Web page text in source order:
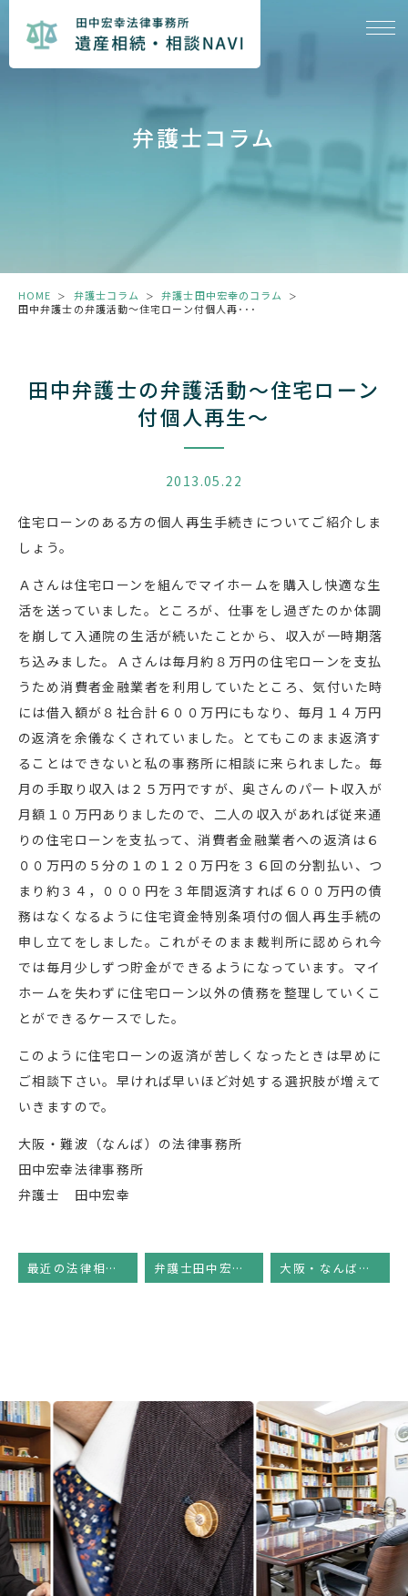
弁護士コラム
HOME ＞ 弁護士コラム ＞ 弁護士田中宏幸のコラム ＞
田中弁護士の弁護活動～住宅ローン付個人再･･･
田中弁護士の弁護活動～住宅ローン
付個人再生～
2013.05.22
住宅ローンのある方の個人再生手続きについてご紹介しま
しょう。
Ａさんは住宅ローンを組んでマイホームを購入し快適な生
活を送っていました。ところが、仕事をし過ぎたのか体調
を崩して入通院の生活が続いたことから、収入が一時期落
ち込みました。Ａさんは毎月約８万円の住宅ローンを支払
うため消費者金融業者を利用していたところ、気付いた時
には借入額が８社合計６００万円にもなり、毎月１４万円
の返済を余儀なくされていました。とてもこのまま返済す
ることはできないと私の事務所に相談に来られました。毎
月の手取り収入は２５万円ですが、奥さんのパート収入が
月額１０万円ありましたので、二人の収入があれば従来通
りの住宅ローンを支払って、消費者金融業者への返済は６
００万円の５分の１の１２０万円を３６回の分割払い、つ
まり約３４，０００円を３年間返済すれば６００万円の債
務はなくなるように住宅資金特別条項付の個人再生手続の
申し立てをしました。これがそのまま裁判所に認められ今
では毎月少しずつ貯金ができるようになっています。マイ
ホームを失わずに住宅ローン以外の債務を整理していくこ
とができるケースでした。
このように住宅ローンの返済が苦しくなったときは早めに
ご相談下さい。早ければ早いほど対処する選択肢が増えて
いきますので。
大阪・難波（なんば）の法律事務所
田中宏幸法律事務所
弁護士 田中宏幸
最近の法律相談事例 弁護士田中宏幸のコラム 大阪・なんば～ボランティア法律相談会
Previous Next